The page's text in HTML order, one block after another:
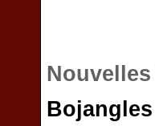
Bojangles